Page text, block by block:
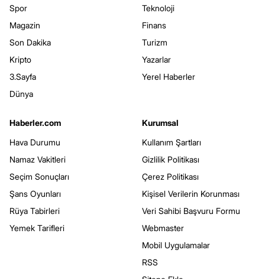
Spor
Magazin
Son Dakika
Kripto
3.Sayfa
Dünya
Teknoloji
Finans
Turizm
Yazarlar
Yerel Haberler
Haberler.com
Hava Durumu
Namaz Vakitleri
Seçim Sonuçları
Şans Oyunları
Rüya Tabirleri
Yemek Tarifleri
Kurumsal
Kullanım Şartları
Gizlilik Politikası
Çerez Politikası
Kişisel Verilerin Korunması
Veri Sahibi Başvuru Formu
Webmaster
Mobil Uygulamalar
RSS